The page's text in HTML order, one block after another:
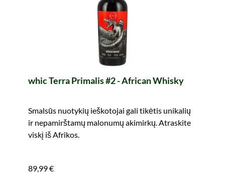
whic Terra Primalis #2 - African Whisky
Smalsūs nuotykių ieškotojai gali tikėtis unikalių
ir nepamirštamų malonumų akimirkų. Atraskite
viskį iš Afrikos.
89,99 €